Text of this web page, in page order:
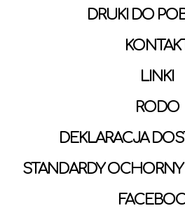
DRUKI DO
LINKI
RODO
DEKLARACJA
STANDARDY